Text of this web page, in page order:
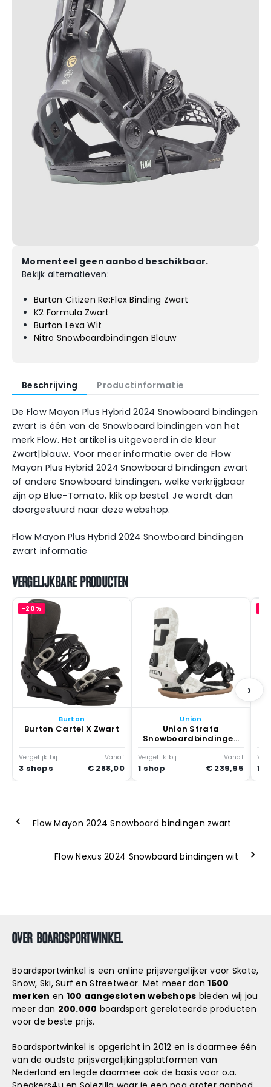
Momenteel geen aanbod beschikbaar.
Bekijk alternatieven:
Burton Citizen Re:Flex Binding Zwart
K2 Formula Zwart
Burton Lexa Wit
Nitro Snowboardbindingen Blauw
Beschrijving Productinformatie
De Flow Mayon Plus Hybrid 2024 Snowboard bindingen
zwart is één van de Snowboard bindingen van het
merk Flow. Het artikel is uitgevoerd in de kleur
Zwart|blauw. Voor meer informatie over de Flow
Mayon Plus Hybrid 2024 Snowboard bindingen zwart
of andere Snowboard bindingen, welke verkrijgbaar
zijn op Blue-Tomato, klik op bestel. Je wordt dan
doorgestuurd naar deze webshop.
Flow Mayon Plus Hybrid 2024 Snowboard bindingen
zwart informatie
VERGELIJKBARE PRODUCTEN
-20%
Burton
Burton Cartel X Zwart
Vergelijk bij
3 shops
Vanaf
€ 288,00
Union
Union Strata
Snowboardbindingen
Geel
Vergelijk bij
1 shop
Vanaf
€ 239,95 1
›
Flow Mayon 2024 Snowboard bindingen zwart
Flow Nexus 2024 Snowboard bindingen wit
OVER BOARDSPORTWINKEL
Boardsportwinkel is een online prijsvergelijker voor Skate,
Snow, Ski, Surf en Streetwear. Met meer dan1500
merken en 100 aangesloten webshops bieden wij jou
meer dan 200.000 boardsport gerelateerde producten
voor de beste prijs.
Boardsportwinkel is opgericht in 2012 en is daarmee één
van de oudste prijsvergelijkingsplatformen van
Nederland en legde daarmee ook de basis voor o.a.